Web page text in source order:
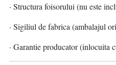
· Structura foisorului (nu este
· Sigiliul de fabrica (ambalajul
· Garantie producator (inlocuita